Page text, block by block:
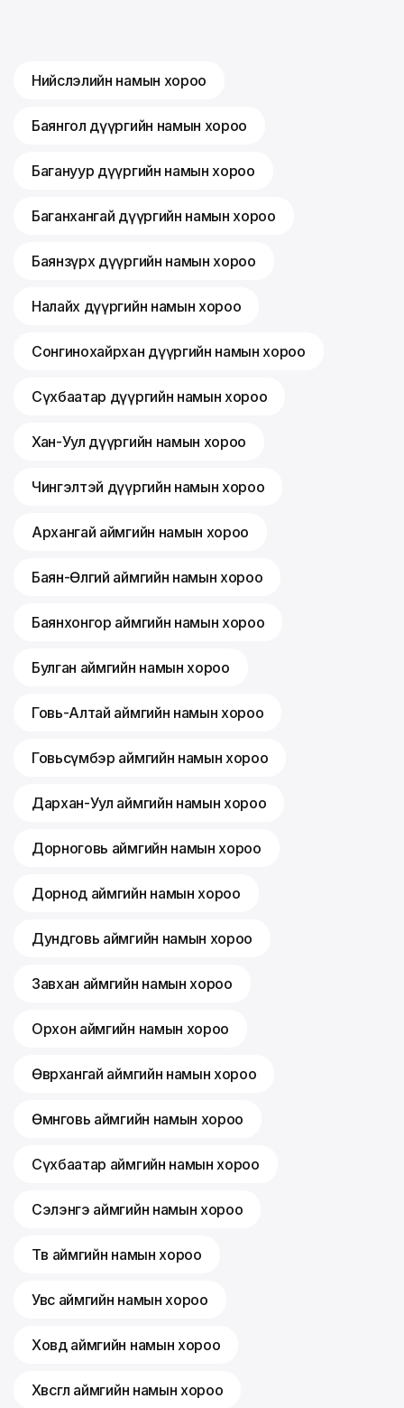
Нийслэлийн намын хороо
Баянгол дүүргийн намын хороо
Багануур дүүргийн намын хороо
Баганхангай дүүргийн намын хороо
Баянзүрх дүүргийн намын хороо
Налайх дүүргийн намын хороо
Сонгинохайрхан дүүргийн намын хороо
Сүхбаатар дүүргийн намын хороо
Хан-Уул дүүргийн намын хороо
Чингэлтэй дүүргийн намын хороо
Архангай аймгийн намын хороо
Баян-Өлгий аймгийн намын хороо
Баянхонгор аймгийн намын хороо
Булган аймгийн намын хороо
Говь-Алтай аймгийн намын хороо
Говьсүмбэр аймгийн намын хороо
Дархан-Уул аймгийн намын хороо
Дорноговь аймгийн намын хороо
Дорнод аймгийн намын хороо
Дундговь аймгийн намын хороо
Завхан аймгийн намын хороо
Орхон аймгийн намын хороо
Өвөрхангай аймгийн намын хороо
Өмнөговь аймгийн намын хороо
Сүхбаатар аймгийн намын хороо
Сэлэнгэ аймгийн намын хороо
Төв аймгийн намын хороо
Увс аймгийн намын хороо
Ховд аймгийн намын хороо
Хөвсгөл аймгийн намын хороо